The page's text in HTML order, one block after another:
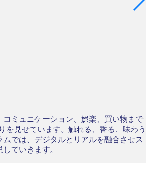
ミュニケーション、娯楽、買い物まで
を見せています。触れる、香る、味わう
では、デジタルとリアルを融合させス
ていきます。